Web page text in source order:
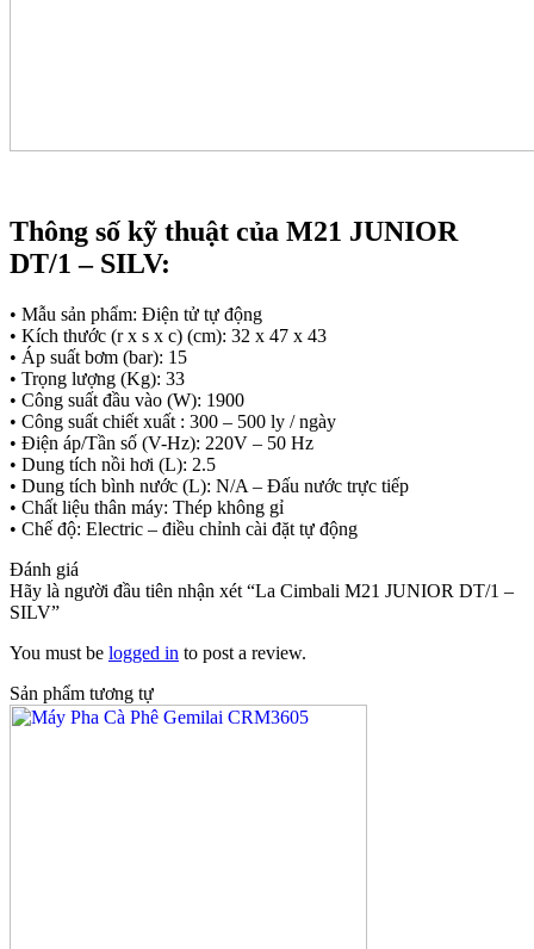
Thông số kỹ thuật của M21 JUNIOR
DT/1 – SILV:
• Mẫu sản phẩm: Điện tử tự động
• Kích thước (r x s x c) (cm): 32 x 47 x 43
• Áp suất bơm (bar): 15
• Trọng lượng (Kg): 33
• Công suất đầu vào (W): 1900
• Công suất chiết xuất : 300 – 500 ly / ngày
• Điện áp/Tần số (V-Hz): 220V – 50 Hz
• Dung tích nồi hơi (L): 2.5
• Dung tích bình nước (L): N/A – Đấu nước trực tiếp
• Chất liệu thân máy: Thép không gỉ
• Chế độ: Electric – điều chỉnh cài đặt tự động
Đánh giá
Hãy là người đầu tiên nhận xét “La Cimbali M21 JUNIOR DT/1 –
SILV”
You must be logged in to post a review.
Sản phẩm tương tự